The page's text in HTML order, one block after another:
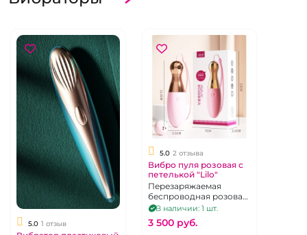
5.0 1 отзыв
5.0 2 отзыва
Вибро пуля розовая с
петелькой "Lilo"
Перезаряжаемая
беспроводная розовая
вибропуля с петелькой
В наличии: 1 шт.
3 500 pуб.